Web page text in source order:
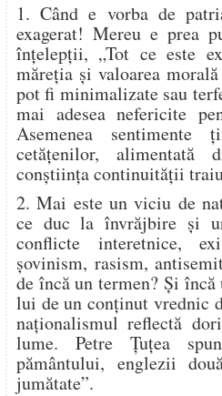
1. Când e vorba de
exagerat! Mereu e prea
înţelepţii, „Tot ce este
măreţia şi valoarea
pot fi minimalizate sau
mai adesea nefericite
Asemenea
cetăţenilor, alimentată
conştiinţa continuităţii
2. Mai este un viciu de
ce duc la învrăjbire şi
conflicte interetnice,
şovinism, rasism,
de încă un termen? Şi
lui de un conţinut vrednic
naţionalismul reflectă
lume. Petre Ţuţea
pământului, englezii
jumătate”.